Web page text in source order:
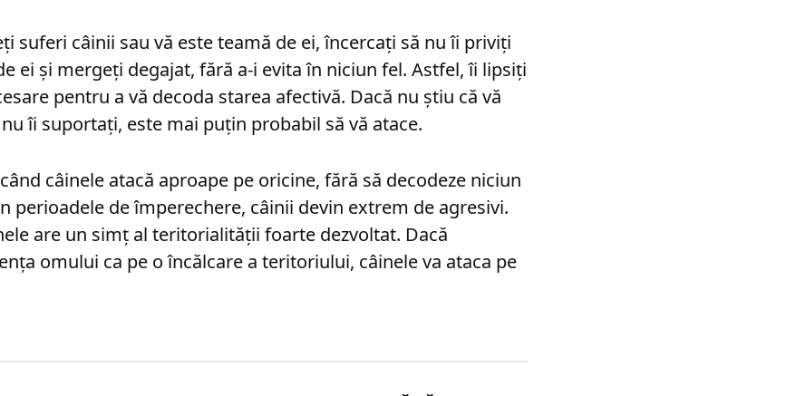
suferi câinii sau vă este teamă de ei, încercați să nu îi priviți
ei și mergeți degajat, fără a-i evita în niciun fel. Astfel, îi lipsiți
pentru a vă decoda starea afectivă. Dacă nu știu că vă
îi suportați, este mai puțin probabil să vă atace.
câinele atacă aproape pe oricine, fără să decodeze niciun
perioadele de împerechere, câinii devin extrem de agresivi.
are un simț al teritorialității foarte dezvoltat. Dacă
omului ca pe o încălcare a teritoriului, câinele va ataca pe